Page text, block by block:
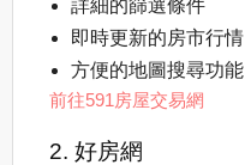
詳細的篩選條件
即時更新的房市行情
方便的地圖搜尋功能
前往591房屋交易網
2. 好房網